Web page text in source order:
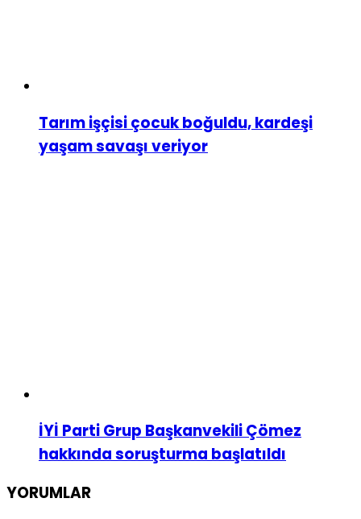
Tarım işçisi çocuk boğuldu, kardeşi
yaşam savaşı veriyor
İYİ Parti Grup Başkanvekili Çömez
hakkında soruşturma başlatıldı
YORUMLAR